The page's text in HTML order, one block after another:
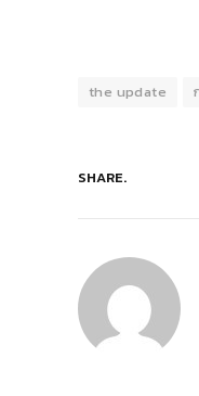
the update
SHARE.